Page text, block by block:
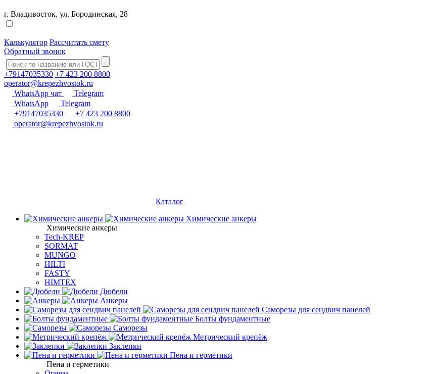
г. Владивосток, ул. Бородинская, 28
Калькулятор Рассчитать смету
Обратный звонок
+79147035330 +7 423 200 8800
operator@krepezhvostok.ru
WhatsApp чат
Telegram
WhatsApp
Telegram
+79147035330
+7 423 200 8800
operator@krepezhvostok.ru
Каталог
Химические анкеры
Химические анкеры
Tech-KREP
SORMAT
MUNGO
HILTI
FASTY
HIMTEX
Дюбели
Анкеры
Саморезы для сендвич панелей
Болты фундаментные
Саморезы
Метрический крепёж
Заклепки
Пена и герметики
Пена и герметики